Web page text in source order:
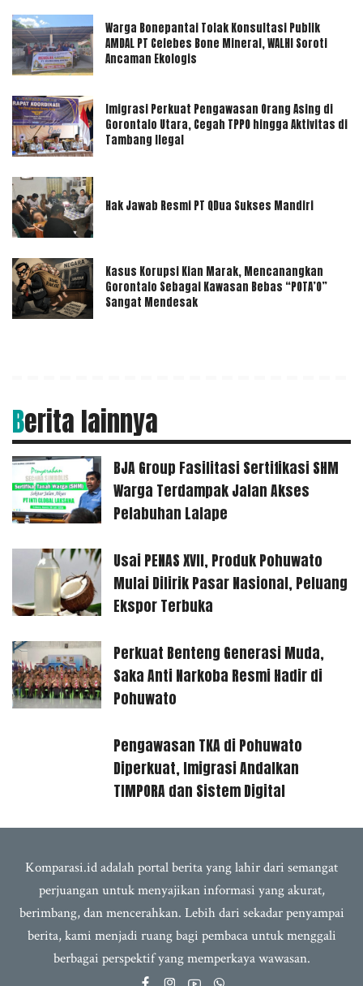
Warga Bonepantai Tolak Konsultasi Publik
AMDAL PT Celebes Bone Mineral, WALHI Soroti
Ancaman Ekologis
Imigrasi Perkuat Pengawasan Orang Asing di
Gorontalo Utara, Cegah TPPO hingga Aktivitas di
Tambang Ilegal
Hak Jawab Resmi PT QDua Sukses Mandiri
Kasus Korupsi Kian Marak, Mencanangkan
Gorontalo Sebagai Kawasan Bebas “POTA’O”
Sangat Mendesak
Berita lainnya
BJA Group Fasilitasi Sertifikasi SHM
Warga Terdampak Jalan Akses
Pelabuhan Lalape
Usai PENAS XVII, Produk Pohuwato
Mulai Dilirik Pasar Nasional, Peluang
Ekspor Terbuka
Perkuat Benteng Generasi Muda,
Saka Anti Narkoba Resmi Hadir di
Pohuwato
Pengawasan TKA di Pohuwato
Diperkuat, Imigrasi Andalkan
TIMPORA dan Sistem Digital
Komparasi.id adalah portal berita yang lahir dari semangat
perjuangan untuk menyajikan informasi yang akurat,
berimbang, dan mencerahkan. Lebih dari sekadar penyampai
berita, kami menjadi ruang bagi pembaca untuk menggali
berbagai perspektif yang memperkaya wawasan.